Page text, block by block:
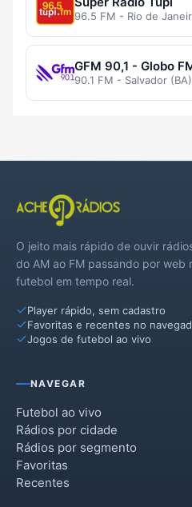
96.5 FM - Rio de
GFM 90,1 - Globo
90.1 FM - Salvador (BA)
O jeito mais rápido de ouvir
do AM ao FM passando por web
futebol em tempo real.
Player rápido, sem cadastro
Favoritas e recentes no
Jogos de futebol ao vivo
NAVEGAR
Futebol ao vivo
Rádios por cidade
Rádios por segmento
Favoritas
Recentes